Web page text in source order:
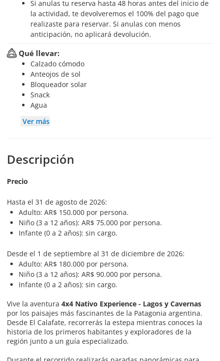
Si anulas tu reserva hasta 48 horas antes del inicio de
la actividad, te devolveremos el 100% del pago que
realizaste para reservar. Si anulas con menos
anticipación, no aplicará devolución.
Qué llevar:
Calzado cómodo
Anteojos de sol
Bloqueador solar
Snack
Agua
Ver más
Descripción
Precio
Hasta el 31 de agosto de 2026:
Adulto: AR$ 150.000 por persona.
Niño (3 a 12 años): AR$ 75.000 por persona.
Infante (0 a 2 años): sin cargo.
Desde el 1 de septiembre al 31 de diciembre de 2026:
Adulto: AR$ 180.000 por persona.
Niño (3 a 12 años): AR$ 90.000 por persona.
Infante (0 a 2 años): sin cargo.
Vive la aventura 4x4 Nativo Experience - Lagos y Cavernas
por los paisajes más fascinantes de la Patagonia argentina.
Desde El Calafate, recorrerás la estepa mientras conoces la
historia de los primeros habitantes y exploradores de la
región junto a un guía especializado.